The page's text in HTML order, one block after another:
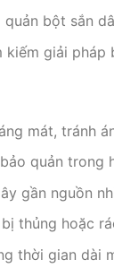
quản bột sắn
giải pháp
mát, tránh
quản trong
gần nguồn
thủng hoặc
thời gian dài